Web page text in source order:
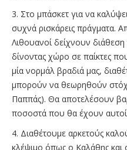
3. Στο μπάσκετ για να
συχνά ρισκάρεις πράγματα.
Λιθουανοί δείχνουν
δίνοντας χώρο σε παίκτες
μία νορμάλ βραδιά μας,
μπορούν να θεωρηθούν
Παππάς). Θα αποτελέσουν
ποσοστά που θα έχουν αυτοί
4. Διαθέτουμε αρκετούς
κλέψιμο όπως ο Καλάθης και